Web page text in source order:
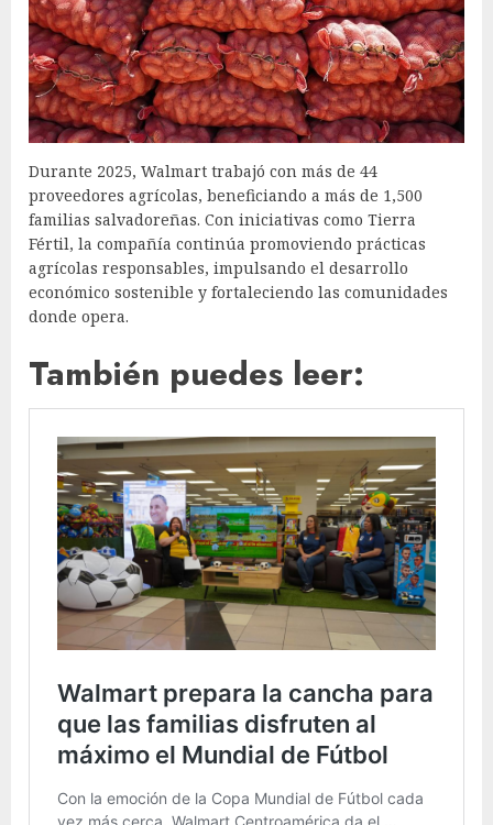
Durante 2025, Walmart trabajó con más de 44
proveedores agrícolas, beneficiando a más de 1,500
familias salvadoreñas. Con iniciativas como Tierra
Fértil, la compañía continúa promoviendo prácticas
agrícolas responsables, impulsando el desarrollo
económico sostenible y fortaleciendo las comunidades
donde opera.
También puedes leer: